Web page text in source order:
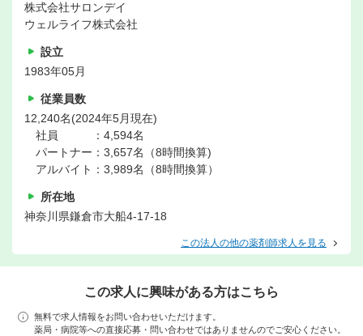
株式会社サロンデイ
ウェルライフ株式会社
設立
1983年05月
従業員数
12,240名(2024年5月現在)
社員 ：4,594名
パートナー：3,657名（8時間換算)
アルバイト：3,989名（8時間換算）
所在地
神奈川県鎌倉市大船4-17-18
この法人の他の薬剤師求人を見る
この求人に興味がある方はこちら
無料で求人情報をお問い合わせいただけます。
薬局・病院等への直接応募・問い合わせではありませんのでご安心ください。